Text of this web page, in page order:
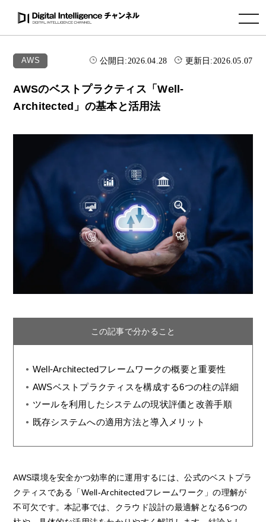
toggle navigation
AWS 公開日:2026.04.28 更新日:2026.05.07
AWSのベストプラクティス「Well-
Architected」の基本と活用法
この記事で分かること
Well-Architectedフレームワークの概要と重要性
AWSベストプラクティスを構成する6つの柱の詳細
ツールを利用したシステムの現状評価と改善手順
既存システムへの適用方法と導入メリット
AWS環境を安全かつ効率的に運用するには、公式のベストプラ
クティスである「Well-Architectedフレームワーク」の理解が
不可欠です。本記事では、クラウド設計の最適解となる6つの